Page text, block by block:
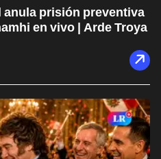
prisión preventiva
en vivo | Arde Troya